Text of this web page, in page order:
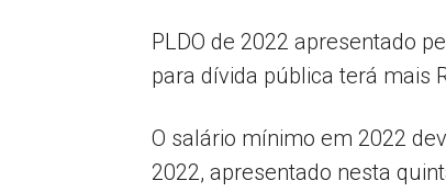
PLDO de 2022 apresentado
para dívida pública terá mais
O salário mínimo em 2022
2022, apresentado nesta